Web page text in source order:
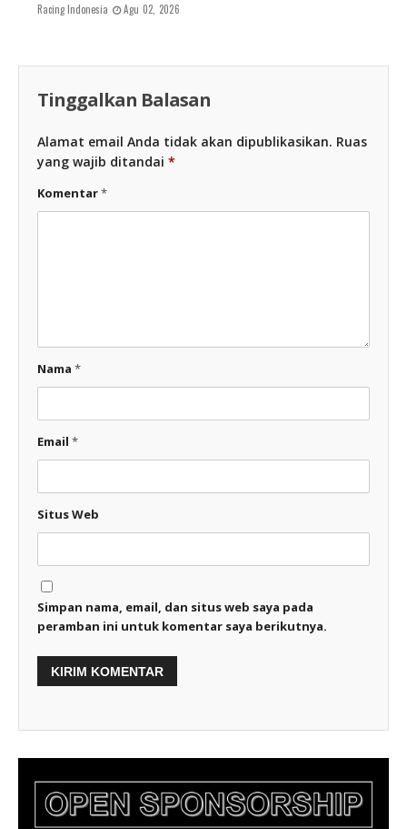
Racing Indonesia Agu 02, 2026
Tinggalkan Balasan
Alamat email Anda tidak akan dipublikasikan. Ruas
yang wajib ditandai *
Komentar*
Nama *
Email *
Situs Web
Simpan nama, email, dan situs web saya pada
peramban ini untuk komentar saya berikutnya.